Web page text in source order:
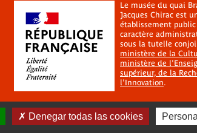
Le musée du quai
Jacques Chirac est
établissement
caractère
sous la tutelle
ministère de la
ministère de
supérieur, de la
l'Innovation.
Denegar todas las cookies